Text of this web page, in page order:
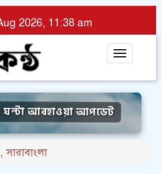
2026, 11:38 am
Toggle
ঘন্টা আবহাওয়া আপডেট
,সারাবাংলা